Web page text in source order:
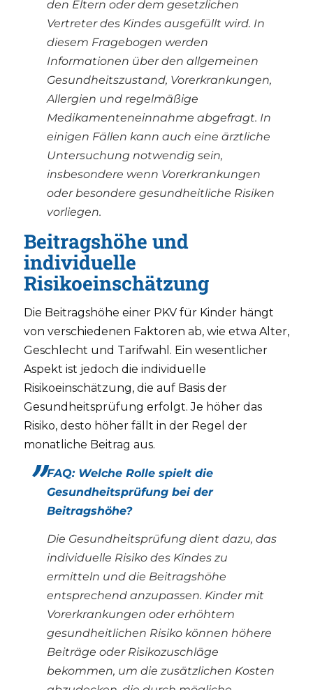
den Eltern oder dem gesetzlichen
Vertreter des Kindes ausgefüllt wird. In
diesem Fragebogen werden
Informationen über den allgemeinen
Gesundheitszustand, Vorerkrankungen,
Allergien und regelmäßige
Medikamenteneinnahme abgefragt. In
einigen Fällen kann auch eine ärztliche
Untersuchung notwendig sein,
insbesondere wenn Vorerkrankungen
oder besondere gesundheitliche Risiken
vorliegen.
Beitragshöhe und
individuelle
Risikoeinschätzung
Die Beitragshöhe einer PKV für Kinder hängt
von verschiedenen Faktoren ab, wie etwa Alter,
Geschlecht und Tarifwahl. Ein wesentlicher
Aspekt ist jedoch die individuelle
Risikoeinschätzung, die auf Basis der
Gesundheitsprüfung erfolgt. Je höher das
Risiko, desto höher fällt in der Regel der
monatliche Beitrag aus.
FAQ: Welche Rolle spielt die
Gesundheitsprüfung bei der
Beitragshöhe?
Die Gesundheitsprüfung dient dazu, das
individuelle Risiko des Kindes zu
ermitteln und die Beitragshöhe
entsprechend anzupassen. Kinder mit
Vorerkrankungen oder erhöhtem
gesundheitlichen Risiko können höhere
Beiträge oder Risikozuschläge
bekommen, um die zusätzlichen Kosten